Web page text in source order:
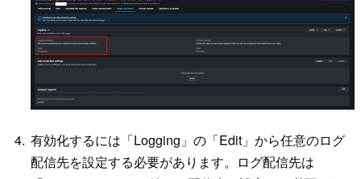
有効化するには「Logging」の「Edit」から任意のログ
配信先を設定する必要があります。ログ配信先は